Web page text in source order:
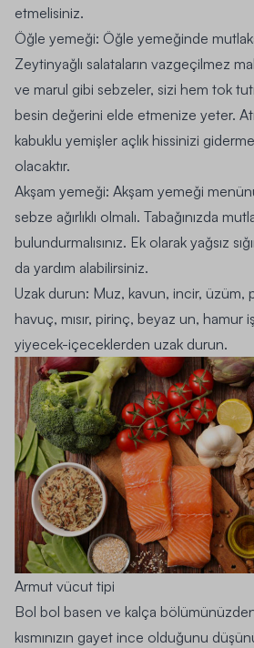
etmelisiniz.
Öğle yemeği: Öğle yemeğinde
Zeytinyağlı salataların vazgeçilmez
ve marul gibi sebzeler, sizi hem tok
besin değerini elde etmenize yeter.
kabuklu yemişler açlık hissinizi
olacaktır.
Akşam yemeği: Akşam yemeği
sebze ağırlıklı olmalı. Tabağınızda
bulundurmalısınız. Ek olarak yağsız
da yardım alabilirsiniz.
Uzak durun: Muz, kavun, incir, üzüm,
havuç, mısır, pirinç, beyaz un, hamur
yiyecek-içeceklerden uzak durun.
Armut vücut tipi
Bol bol basen ve kalça
kısmınızın gayet ince olduğunu